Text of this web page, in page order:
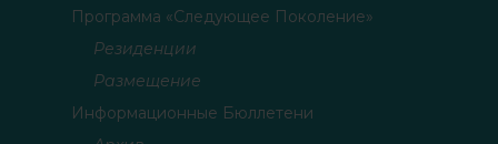
Программа «Следующее Поколение»
Резиденции
Размещение
Информационные Бюллетени